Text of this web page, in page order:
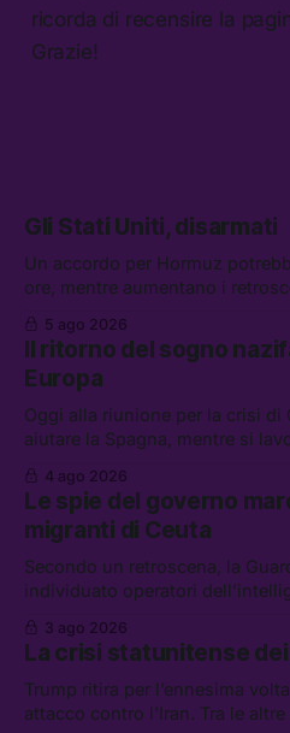
ricorda di recensire la
Grazie!
Gli Stati Uniti, disarmati
Un accordo per Hormuz
ore, mentre aumentano i
chi aspetta i dispersi di Ceuta,
diluiti, e quanti attivisti anti
5 ago 2026
Il ritorno del sogno
Europa
Oggi alla riunione per la crisi di
aiutare la Spagna, mentre si
spontanei a Gaza, un giovane
sole per raccogliere pomodori, e
4 ago 2026
Le spie del governo
migranti di Ceuta
Secondo un retroscena, la
individuato operatori
hanno ucciso 19 persone a
largo sugli armamenti per
Xbox adesso?
3 ago 2026
La crisi statunitense
Trump ritira per l’ennesima
attacco contro l’Iran. Tra le